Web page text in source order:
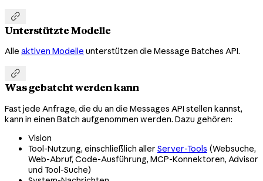

Unterstützte Modelle
Alle aktiven Modelle unterstützen die Message Batches API.

Was gebatcht werden kann
Fast jede Anfrage, die du an die Messages API stellen kannst,
kann in einen Batch aufgenommen werden. Dazu gehören:
Vision
Tool-Nutzung, einschließlich aller Server-Tools (Websuche,
Web-Abruf, Code-Ausführung, MCP-Konnektoren, Advisor
und Tool-Suche)